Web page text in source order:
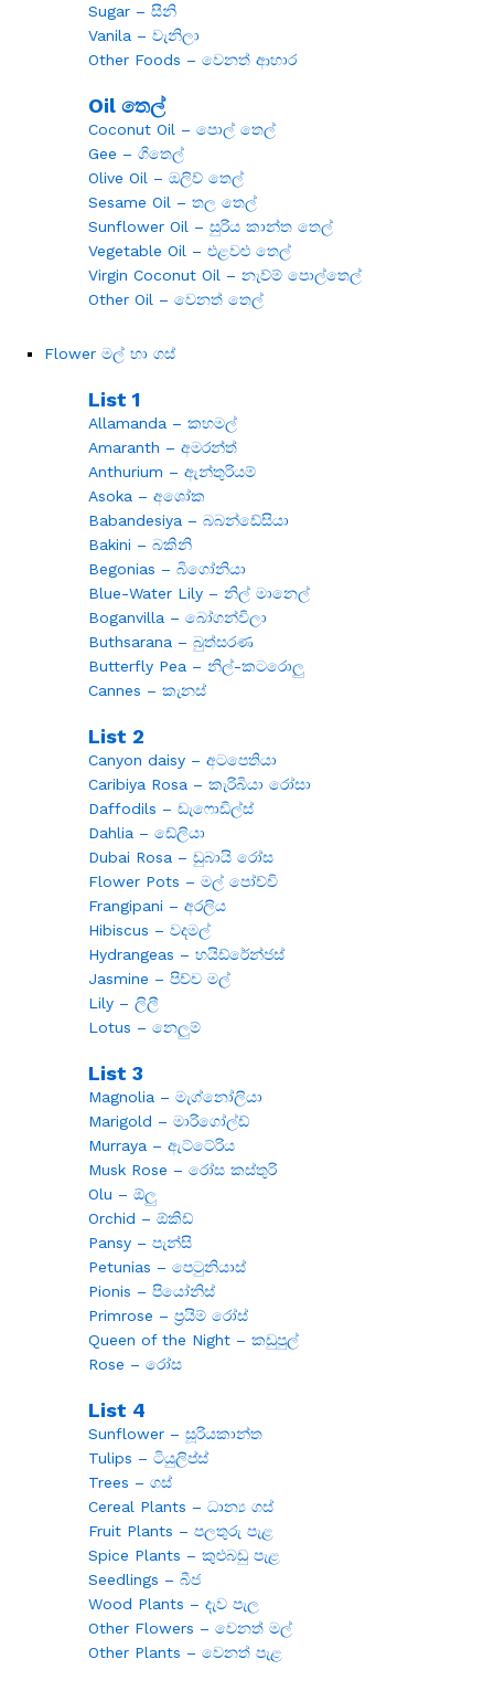
Sugar – සීනි
Vanila – වැනිලා
Other Foods – වෙනත් ආහාර
Oil තෙල්
Coconut Oil – පොල් තෙල්
Gee – ගිතෙල්
Olive Oil – ඔලිව් තෙල්
Sesame Oil – තල තෙල්
Sunflower Oil – සුරිය කාන්ත තෙල්
Vegetable Oil – එළවළු තෙල්
Virgin Coconut Oil – නැව්ම් පොල්තෙල්
Other Oil – වෙනත් තෙල්
Flower මල් හා ගස්
List 1
Allamanda – කහමල්
Amaranth – අමරන්ත්
Anthurium – ඇන්තුරියම්
Asoka – අශෝක
Babandesiya – බබන්ඩේසියා
Bakini – බකිනි
Begonias – බිගෝනියා
Blue-Water Lily – නිල් මානෙල්
Boganvilla – බෝගන්විලා
Buthsarana – බුත්සරණ
Butterfly Pea – නිල්-කටරොලු
Cannes – කැනස්
List 2
Canyon daisy – අටපෙතියා
Caribiya Rosa – කැරිබියා රෝසා
Daffodils – ඩැෆොඩිල්ස්
Dahlia – ඩේලියා
Dubai Rosa – ඩුබායි රෝස
Flower Pots – මල් පෝච්චි
Frangipani – අරලිය
Hibiscus – වදමල්
Hydrangeas – හයිඩ්රේන්ජස්
Jasmine – පිච්ච මල්
Lily – ලිලී
Lotus – නෙලුම්
List 3
Magnolia – මැග්නෝලියා
Marigold – මාරිගෝල්ඩ්
Murraya – ඇට්ටේරිය
Musk Rose – රෝස කස්තුරි
Olu – ඕලු
Orchid – ඕකිඩ්
Pansy – පැන්සි
Petunias – පෙටුනියාස්
Pionis – පියෝනිස්
Primrose – ප්‍රයිම් රෝස්
Queen of the Night – කඩුපුල්
Rose – රෝස
List 4
Sunflower – සූරියකාන්ත
Tulips – ටියුලිප්ස්
Trees – ගස්
Cereal Plants – ධාන්‍ය ගස්
Fruit Plants – පලතුරු පැළ
Spice Plants – කුළුබඩු පැළ
Seedlings – බීජ
Wood Plants – දැව පැල
Other Flowers – වෙනත් මල්
Other Plants – වෙනත් පැළ